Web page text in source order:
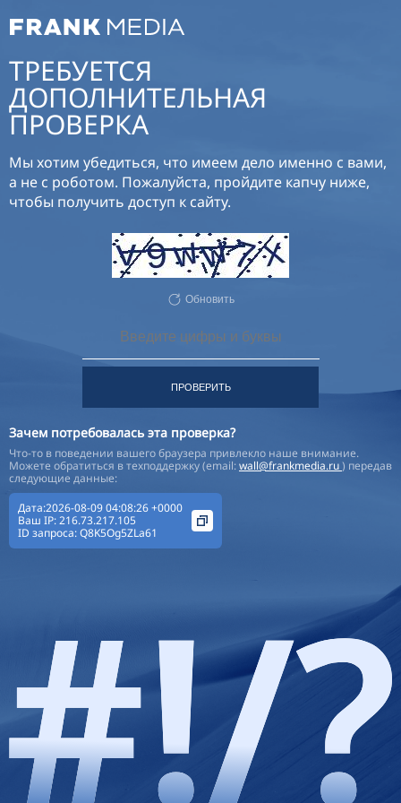
ТРЕБУЕТСЯ
ДОПОЛНИТЕЛЬНАЯ
ПРОВЕРКА
Мы хотим убедиться, что имеем дело именно с вами,
а не с роботом. Пожалуйста, пройдите капчу ниже,
чтобы получить доступ к сайту.
Обновить
ПРОВЕРИТЬ
Зачем потребовалась эта проверка?
Что-то в поведении вашего браузера привлекло наше внимание.
Можете обратиться в техподдержку (email:wall@frankmedia.ru) передав
следующие данные:
Дата:2026-08-09 04:08:26 +0000
Ваш IP:216.73.217.105
ID запроса:Q8K5Og5ZLa61